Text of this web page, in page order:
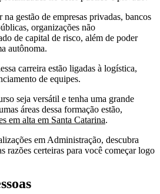
gestão de empresas privadas, bancos
organizações não
de capital de risco, além de poder
autônoma.
carreira estão ligadas à logística,
de equipes.
seja versátil e tenha uma grande
áreas dessa formação estão,
em alta em Santa Catarina.
em Administração, descubra
razões certeiras para você começar logo